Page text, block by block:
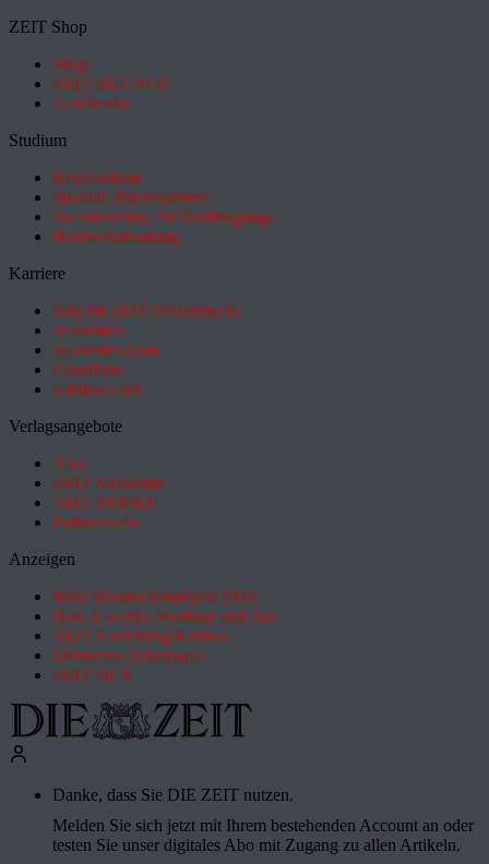
ZEIT Shop
Shop
ZEIT BÜCHER
Geschenke
Studium
HeyStudium
Studium-Interessentest
Suchmaschine für Studiengänge
Hochschulranking
Karriere
Jobs im ZEIT Stellenmarkt
academics
academics.com
GoodJobs
e-fellows.net
Verlagsangebote
Abo
ZEIT Akademie
ZEIT REISEN
Partnersuche
Anzeigen
Most Wanted Employer 2026
How it works: Studium und Job
ZEIT Forschungskosmos
Deutsches Schulportal
ZEIT für X
Danke, dass Sie DIE ZEIT nutzen.
Melden Sie sich jetzt mit Ihrem bestehenden Account an oder
testen Sie unser digitales Abo mit Zugang zu allen Artikeln.